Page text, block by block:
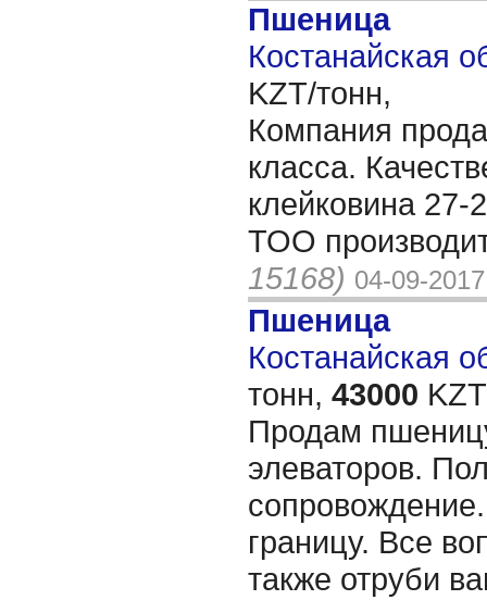
Пшеница
Костанайская
KZT/тонн,
Компания
класса.
клейковина 27-
ТОО
15168) 04-09-2017
Пшеница
Костанайская
тонн, 43000
Продам
элеваторов.
границу. Все
также отруби